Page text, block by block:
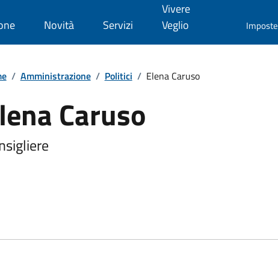
Novità Servizi
Vivere
Veglio
Imposte
/ Amministrazione / Politici / Elena Caruso
Caruso